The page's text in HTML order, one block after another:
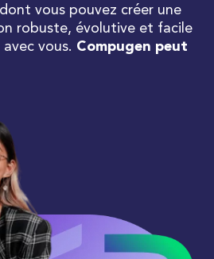
vous pouvez créer une
robuste, évolutive et facile
vous. Compugen peut